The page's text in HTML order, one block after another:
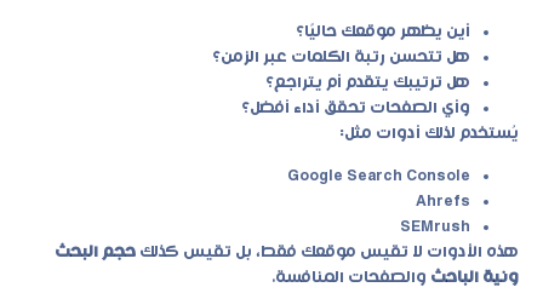
أين يظهر موقعك حاليًا؟
هل تتحسن رتبة الكلمات عبر الزمن؟
هل ترتيبك يتقدم أم يتراجع؟
وأي الصفحات تحقق أداء أفضل؟
يُستخدم لذلك أدوات مثل:
Google Search Console
Ahrefs
SEMrush
هذه الأدوات لا تقيس موقعك فقط، بل تقيس كذلك حجم البحث
ونية الباحث والصفحات المنافسة.